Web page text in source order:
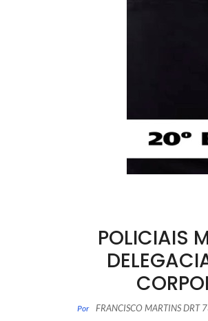
POLICIAIS
Por FRANCISCO MARTINS DRT